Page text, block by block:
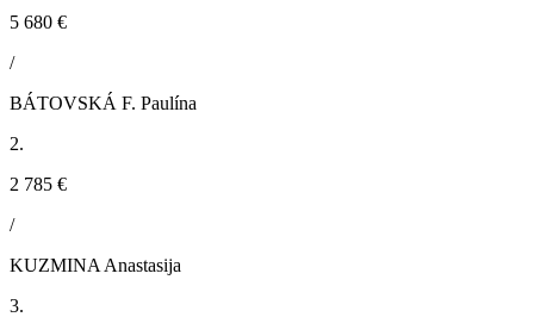
5 680 €
/
BÁTOVSKÁ F. Paulína
2.
2 785 €
/
KUZMINA Anastasija
3.